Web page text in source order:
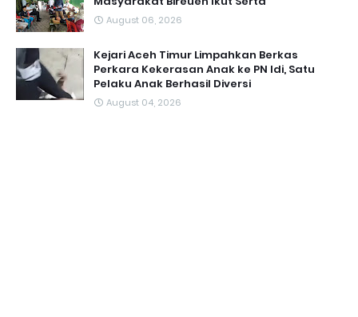
August 06, 2026
Kejari Aceh Timur Limpahkan Berkas
Perkara Kekerasan Anak ke PN Idi, Satu
Pelaku Anak Berhasil Diversi
August 04, 2026